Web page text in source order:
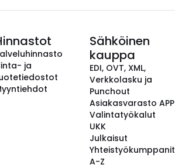
ja
Sähköinen
kauppa
EDI, OVT, XML,
Verkkolasku ja
Punchout
Asiakasvarasto APP
Valintatyökalut
UKK
Julkaisut
Yhteistyökumppanit
A-Z